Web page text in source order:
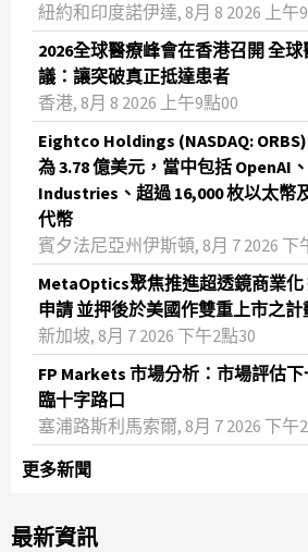
紐約和印度諾伊達, 8月 8 2026 上午
2026全球醫療峰會在香港召開 全
議：讓突破真正抵達患者
香港, 8月 8 2026 上午9點00
Eightco Holdings (NASDAQ:
為 3.78 億美元，當中包括 OpenAI
Industries、超過 16,000 枚以太幣
代幣
賓夕法尼亞州伊斯頓, 8月 7 2026 下
MetaOptics聚焦推進超透鏡商業
申請 並押後於美國作雙重上市之計
新加坡, 8月 7 2026 下午2點30
FP Markets 市場分析：市場評估
臨十字路口
塞浦路斯利馬索爾, 8月 7 2026 下午
更多新聞
最新資訊